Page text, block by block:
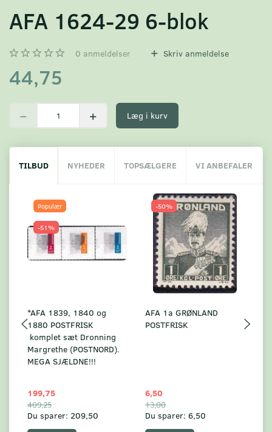
AFA 1624-29 6-blok
0 anmeldelser Skriv anmeldelse
44,75
Læg i kurv
TILBUD NYHEDER TOPSÆLGERE VI ANBEFALER
Populær
-51%
*AFA 1839, 1840 og
1880 POSTFRISK
komplet sæt Dronning
Margrethe (POSTNORD).
MEGA SJÆLDNE!!!
199,75
409,25
Du sparer: 209,50
-50%
AFA 1a GRØNLAND
POSTFRISK
6,50
13,00
Du sparer: 6,50